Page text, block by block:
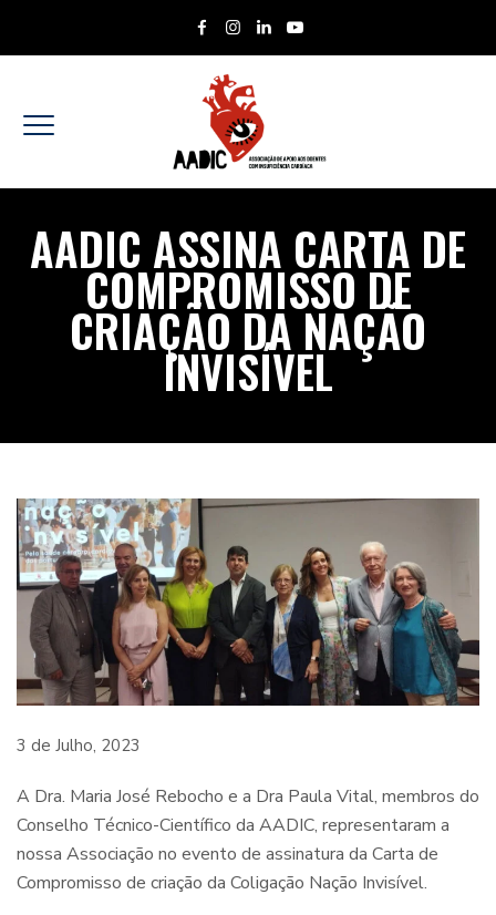
AADIC ASSINA CARTA DE
COMPROMISSO DE
CRIAÇÃO DA NAÇÃO
INVISÍVEL
3 de Julho, 2023
A Dra. Maria José Rebocho e a Dra Paula Vital, membros do
Conselho Técnico-Científico da AADIC, representaram a
nossa Associação no evento de assinatura da Carta de
Compromisso de criação da Coligação Nação Invisível.